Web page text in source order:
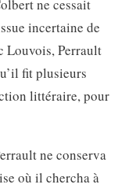
ne cessait
incertaine de
Louvois, Perrault
fit plusieurs
littéraire, pour
ne conserva
où il chercha à